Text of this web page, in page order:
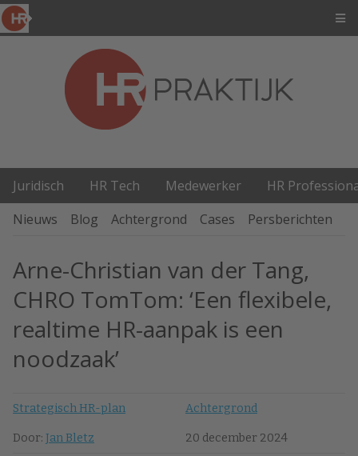
Juridisch HR Tech Medewerker
HR
Nieuws
Blog Achtergrond Cases Persberichten
Arne-Christian van der Tang,
CHRO TomTom: ‘Een flexibele,
realtime HR-aanpak is een
noodzaak’
Strategisch HR-plan Achtergrond
Door: Jan Bletz 20 december 2024